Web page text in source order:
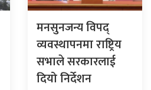
मनसुनजन्य विपद्
व्यवस्थापनमा राष्ट्रिय
सभाले सरकारलाई
दियो निर्देशन